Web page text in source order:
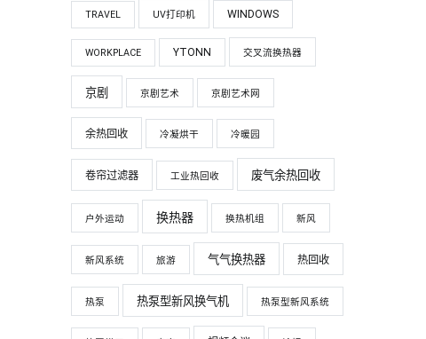
TRAVEL UV打印机 WINDOWS
WORKPLACE YTONN 交叉流换热器
京剧 京剧艺术 京剧艺术网
余热回收 冷凝烘干 冷暖园
卷帘过滤器 工业热回收 废气余热回收
户外运动 换热器 换热机组 新风
新风系统 旅游 气气换热器 热回收
热泵 热泵型新风换气机 热泵型新风系统